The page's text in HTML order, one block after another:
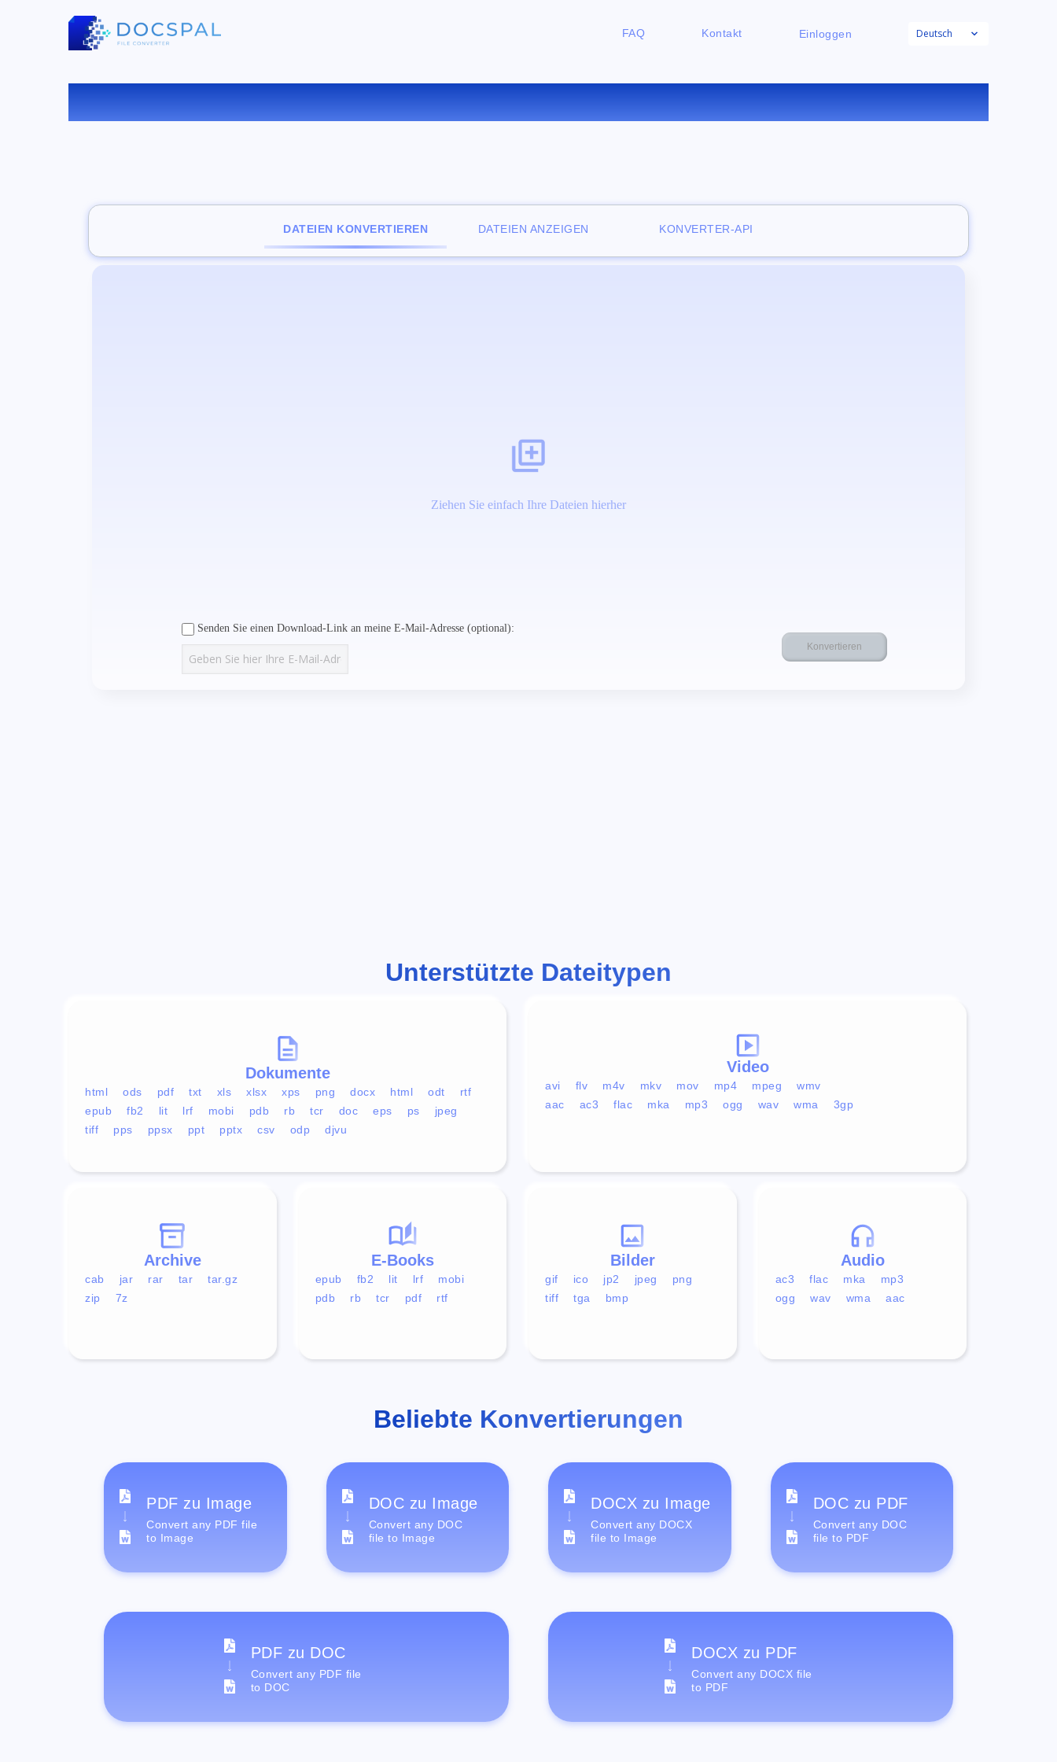
FAQ Kontakt Einloggen Deutsch
KONVERTIEREN SIE LRF ZU TCR ONLINE
DATEIEN KONVERTIEREN DATEIEN ANZEIGEN KONVERTER-API
Ziehen Sie einfach Ihre Dateien hierher
Senden Sie einen Download-Link an meine E-Mail-Adresse (optional):
Unterstützte Dateitypen
Dokumente
html ods pdf txt xls xlsx xps png docx html odt
rtf
epub
fb2 lit lrf mobi pdb rb tcr doc eps ps
jpeg
tiff
pps ppsx ppt pptx csv odp djvu
Video
avi flv m4v mkv mov mp4 mpeg
wmv
aac
ac3 flac mka mp3 ogg wav wma 3gp
Audio
ac3 flac mka
mp3
ogg
wav wma aac
Bilder
gif ico jp2 jpeg
png
tiff
tga bmp
E-Books
epub fb2 lit lrf
mobi
pdb
rb tcr pdf rtf
Archive
cab jar rar tar
tar.gz
zip
7z
Beliebte Konvertierungen
PDF zu Image
Convert any PDF file
to Image
DOC zu Image
Convert any DOC
file to Image
DOCX zu Image
Convert any DOCX
file to Image
DOC zu PDF
Convert any DOC
file to PDF
PDF zu DOC
Convert any PDF file
to DOC
DOCX zu PDF
Convert any DOCX file
to PDF